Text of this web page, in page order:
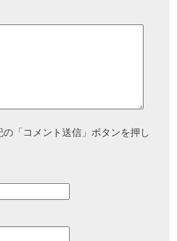
「コメント送信」ボタンを押し